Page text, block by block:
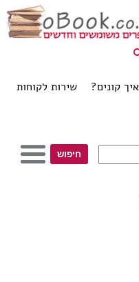
איך קונים?
שירות לקוחות